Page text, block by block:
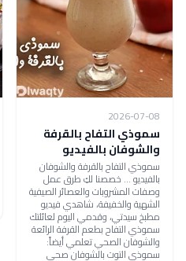
2026-07-08
سموذي التفاح بالقرفة
والشوفان بالفيديو
سموذي التفاح بالقرفة والشوفان
بالفيديو ... خصصنا لكِ طرق عمل
وصفات المشروبات والعصائر الصيفية
الشهية والخفيفة، شاهدي فيديو
مطبخ سيدتي، وقدمي اليوم لعائلتك
سموذي التفاح بطعم القرفة الرائعة
والشوفان الصحي تعلمي أيضاً:
سموذي التوت بالشوفان صحي